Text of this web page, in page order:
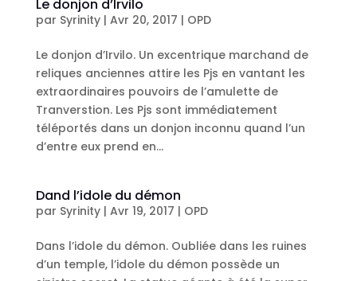
Le donjon d’Irvilo
par Syrinity| Avr 20, 2017 | OPD
Le donjon d’Irvilo. Un excentrique marchand de
reliques anciennes attire les Pjs en vantant les
extraordinaires pouvoirs de l’amulette de
Tranverstion. Les Pjs sont immédiatement
téléportés dans un donjon inconnu quand l’un
d’entre eux prend en...
Dand l’idole du démon
par Syrinity| Avr 19, 2017 | OPD
Dans l’idole du démon. Oubliée dans les ruines
d’un temple, l’idole du démon possède un